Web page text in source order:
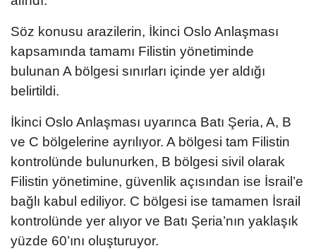
Söz konusu arazilerin, İkinci Oslo Anlaşması
kapsamında tamamı Filistin yönetiminde
bulunan A bölgesi sınırları içinde yer aldığı
belirtildi.
İkinci Oslo Anlaşması uyarınca Batı Şeria, A, B
ve C bölgelerine ayrılıyor. A bölgesi tam Filistin
kontrolünde bulunurken, B bölgesi sivil olarak
Filistin yönetimine, güvenlik açısından ise İsrail’e
bağlı kabul ediliyor. C bölgesi ise tamamen İsrail
kontrolünde yer alıyor ve Batı Şeria’nın yaklaşık
yüzde 60’ını oluşturuyor.